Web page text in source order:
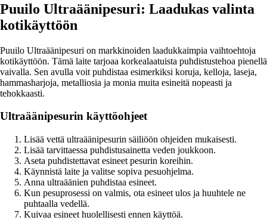
Puuilo Ultraäänipesuri: Laadukas valinta
kotikäyttöön
Puuilo Ultraäänipesuri on markkinoiden laadukkaimpia vaihtoehtoja
kotikäyttöön. Tämä laite tarjoaa korkealaatuista puhdistustehoa pienellä
vaivalla. Sen avulla voit puhdistaa esimerkiksi koruja, kelloja, laseja,
hammasharjoja, metalliosia ja monia muita esineitä nopeasti ja
tehokkaasti.
Ultraäänipesurin käyttöohjeet
Lisää vettä ultraäänipesurin säiliöön ohjeiden mukaisesti.
Lisää tarvittaessa puhdistusainetta veden joukkoon.
Aseta puhdistettavat esineet pesurin koreihin.
Käynnistä laite ja valitse sopiva pesuohjelma.
Anna ultraäänien puhdistaa esineet.
Kun pesuprosessi on valmis, ota esineet ulos ja huuhtele ne
puhtaalla vedellä.
Kuivaa esineet huolellisesti ennen käyttöä.